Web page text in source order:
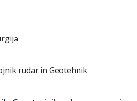
rudar in Geotehnik